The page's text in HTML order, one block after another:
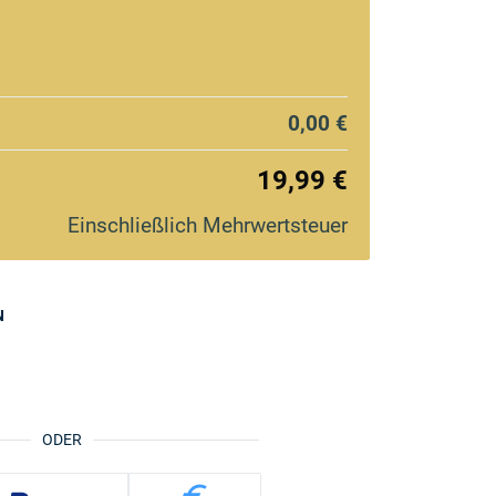
0,00 €
19,99 €
Einschließlich Mehrwertsteuer
ODER